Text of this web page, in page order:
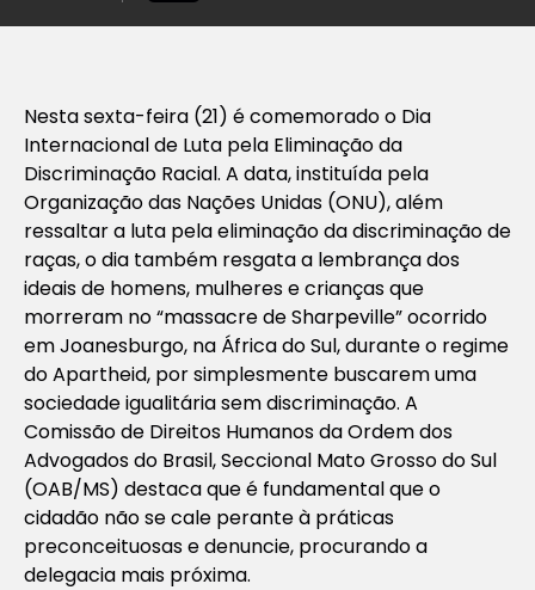
Nesta sexta-feira (21) é comemorado o Dia
Internacional de Luta pela Eliminação da
Discriminação Racial. A data, instituída pela
Organização das Nações Unidas (ONU), além
ressaltar a luta pela eliminação da discriminação de
raças, o dia também resgata a lembrança dos
ideais de homens, mulheres e crianças que
morreram no “massacre de Sharpeville” ocorrido
em Joanesburgo, na África do Sul, durante o regime
do Apartheid, por simplesmente buscarem uma
sociedade igualitária sem discriminação. A
Comissão de Direitos Humanos da Ordem dos
Advogados do Brasil, Seccional Mato Grosso do Sul
(OAB/MS) destaca que é fundamental que o
cidadão não se cale perante à práticas
preconceituosas e denuncie, procurando a
delegacia mais próxima.